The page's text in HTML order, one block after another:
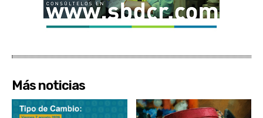
Más noticias